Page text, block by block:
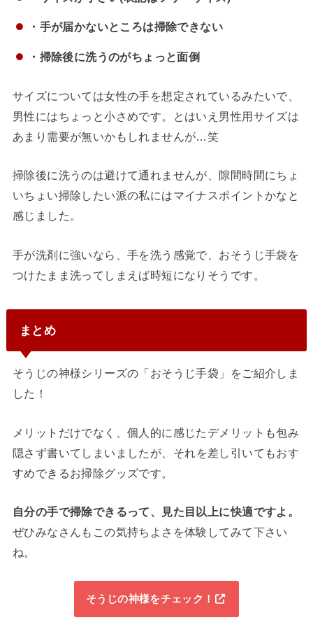
・手が届かないところは掃除できない
・掃除後に洗うのがちょっと面倒
サイズについては女性の手を想定されているみたいで、
男性にはちょっと小さめです。とはいえ男性用サイズは
あまり需要が無いかもしれませんが…笑
掃除後に洗うのは避けて通れませんが、隙間時間にちょ
いちょい掃除したい派の私にはマイナスポイントかなと
感じました。
手が洗剤に強いなら、手を洗う感覚で、おそうじ手袋を
つけたまま洗ってしまえば時短になりそうです。
まとめ
そうじの神様シリーズの「おそうじ手袋」をご紹介しま
した！
メリットだけでなく、個人的に感じたデメリットも包み
隠さず書いてしまいましたが、 それを差し引いてもおす
すめできる お掃除グッズです。
自分の手で掃除できるって、見た目以上に快適ですよ。
ぜひみなさんもこの気持ちよさを体験してみて下さい
ね。
そうじの神様をチェック！